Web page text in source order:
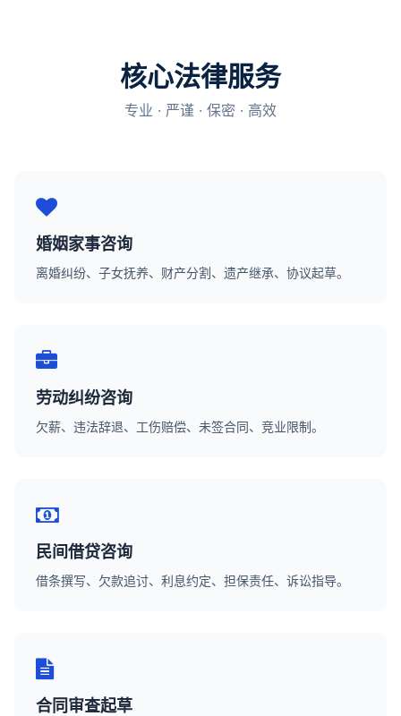
核心法律服务
专业 · 严谨 · 保密 · 高效
婚姻家事咨询
离婚纠纷、子女抚养、财产分割、遗产继承、协议起草。
劳动纠纷咨询
欠薪、违法辞退、工伤赔偿、未签合同、竞业限制。
民间借贷咨询
借条撰写、欠款追讨、利息约定、担保责任、诉讼指导。
合同审查起草